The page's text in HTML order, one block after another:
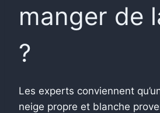
manger de
?
Les experts conviennent
neige propre et blanche